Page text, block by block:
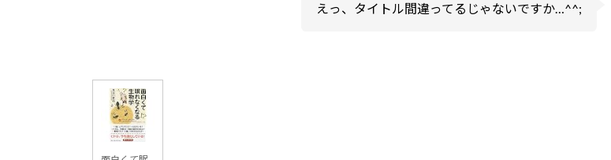
えっ、タイトル間違ってるじゃないですか…^^;